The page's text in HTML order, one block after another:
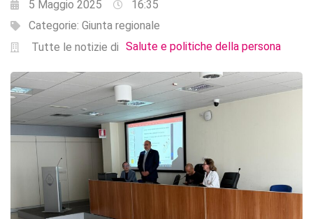
5 Maggio 2025
16:35
Categorie: Giunta regionale
Tutte le notizie di Salute e politiche della persona